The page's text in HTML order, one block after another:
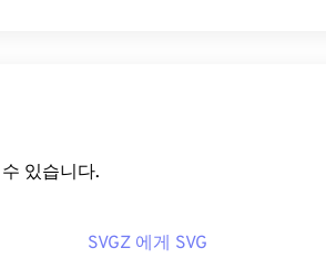
있듯이 확장성입니다. 이 파일 형식은 이
는 이미지 형식이 아니라는 점에서 독
로 변환할 수 있습니다.
SVGZ 에게 SVG